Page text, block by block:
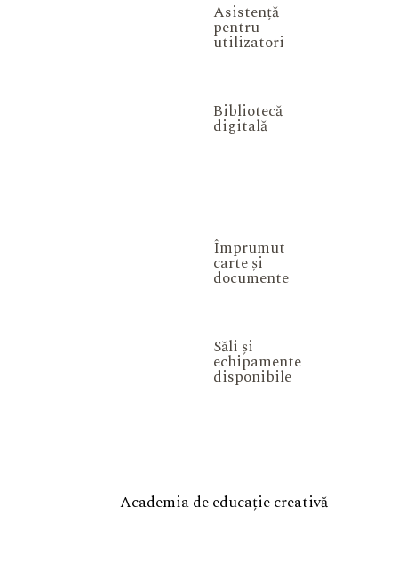
Asistență
pentru
utilizatori
Bibliotecă
digitală
Împrumut
carte și
documente
Săli și
echipamente
disponibile
Academia de educație creativă